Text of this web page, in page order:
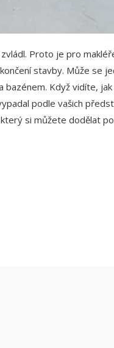
Proto je pro
stavby. Může se
bazénem. Když vidíte,
podle vašich
si můžete dodělat